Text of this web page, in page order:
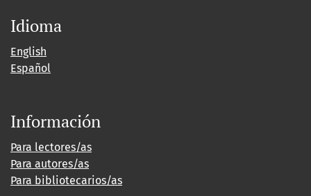
Idioma
English
Español
Información
Para lectores/as
Para autores/as
Para bibliotecarios/as